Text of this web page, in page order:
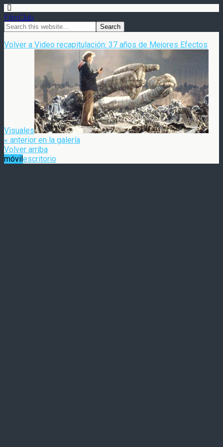
FilmClub
Volver a Video recapitulación: 37 años de Mejores Efectos
Visuales
« anterior en la galería
Volver arriba
móvilescritorio